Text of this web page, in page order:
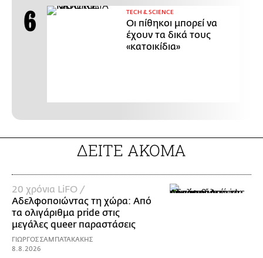
ΤECH & SCIENCE
Οι πίθηκοι μπορεί να
έχουν τα δικά τους
«κατοικίδια»
ΔΕΙΤΕ ΑΚΟΜΑ
20 χρόνια LiFO /
Αδελφοποιώντας τη χώρα: Από
τα ολιγάριθμα pride στις
μεγάλες queer παραστάσεις
ΓΙΩΡΓΟΣ ΣΑΜΠΑΤΑΚΑΚΗΣ
8.8.2026